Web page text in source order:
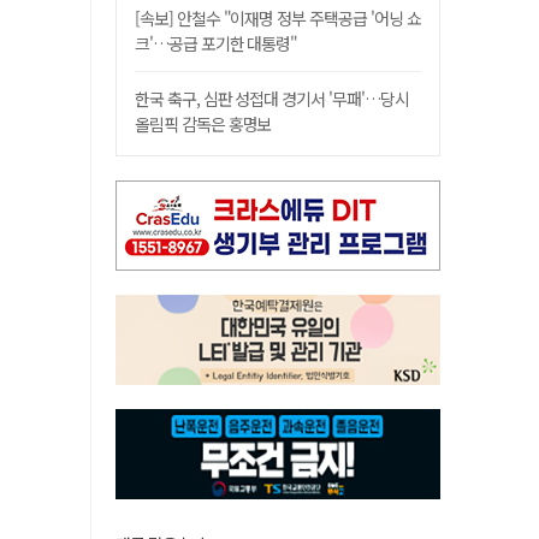
[속보] 안철수 "이재명 정부 주택공급 '어닝 쇼
크'…공급 포기한 대통령"
한국 축구, 심판 성접대 경기서 '무패'…당시
올림픽 감독은 홍명보